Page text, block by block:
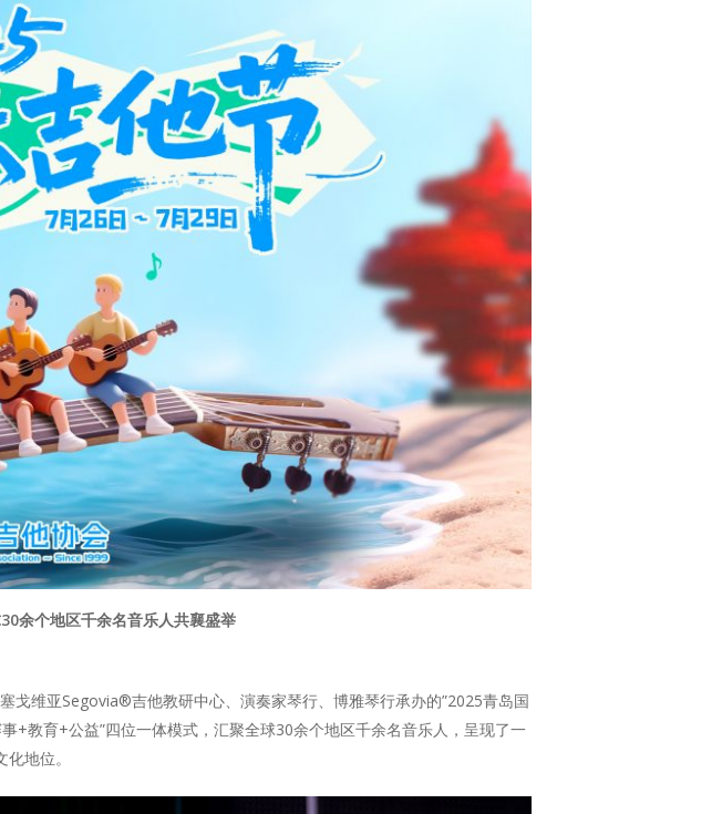
余个地区千余名音乐人共襄盛举
戈维亚Segovia®吉他教研中心、演奏家琴行、博雅琴行承办的”2025青岛国
+教育+公益”四位一体模式，汇聚全球30余个地区千余名音乐人，呈现了一
地位。